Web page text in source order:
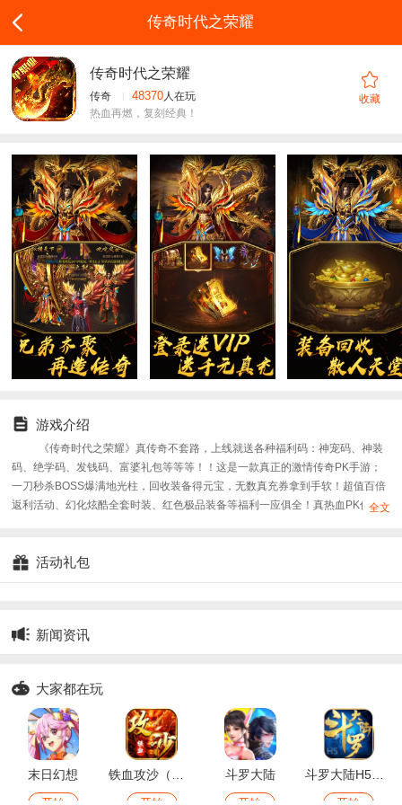
传奇时代之荣耀
收藏
传奇时代之荣耀
传奇 48370人在玩
热血再燃，复刻经典！
游戏介绍
《传奇时代之荣耀》真传奇不套路，上线就送各种福利码：神宠码、神装
码、绝学码、发钱码、富婆礼包等等等！！这是一款真正的激情传奇PK手游；
一刀秒杀BOSS爆满地光柱，回收装备得元宝，无数真充券拿到手软！超值百倍
返利活动、幻化炫酷全套时装、红色极品装备等福利一应俱全！真热血PK传奇
全文
活动礼包
新闻资讯
大家都在玩
末日幻想 铁血攻沙（王者服） 斗罗大陆 斗罗大陆H5（新）